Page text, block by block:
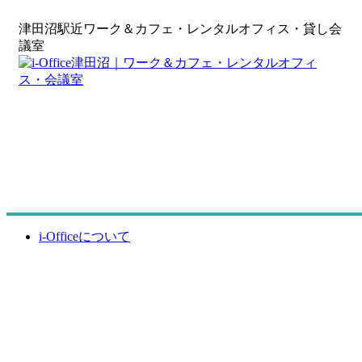
津田沼駅近ワーク＆カフェ・レンタルオフィス・貸し会
議室
i-Officeについて